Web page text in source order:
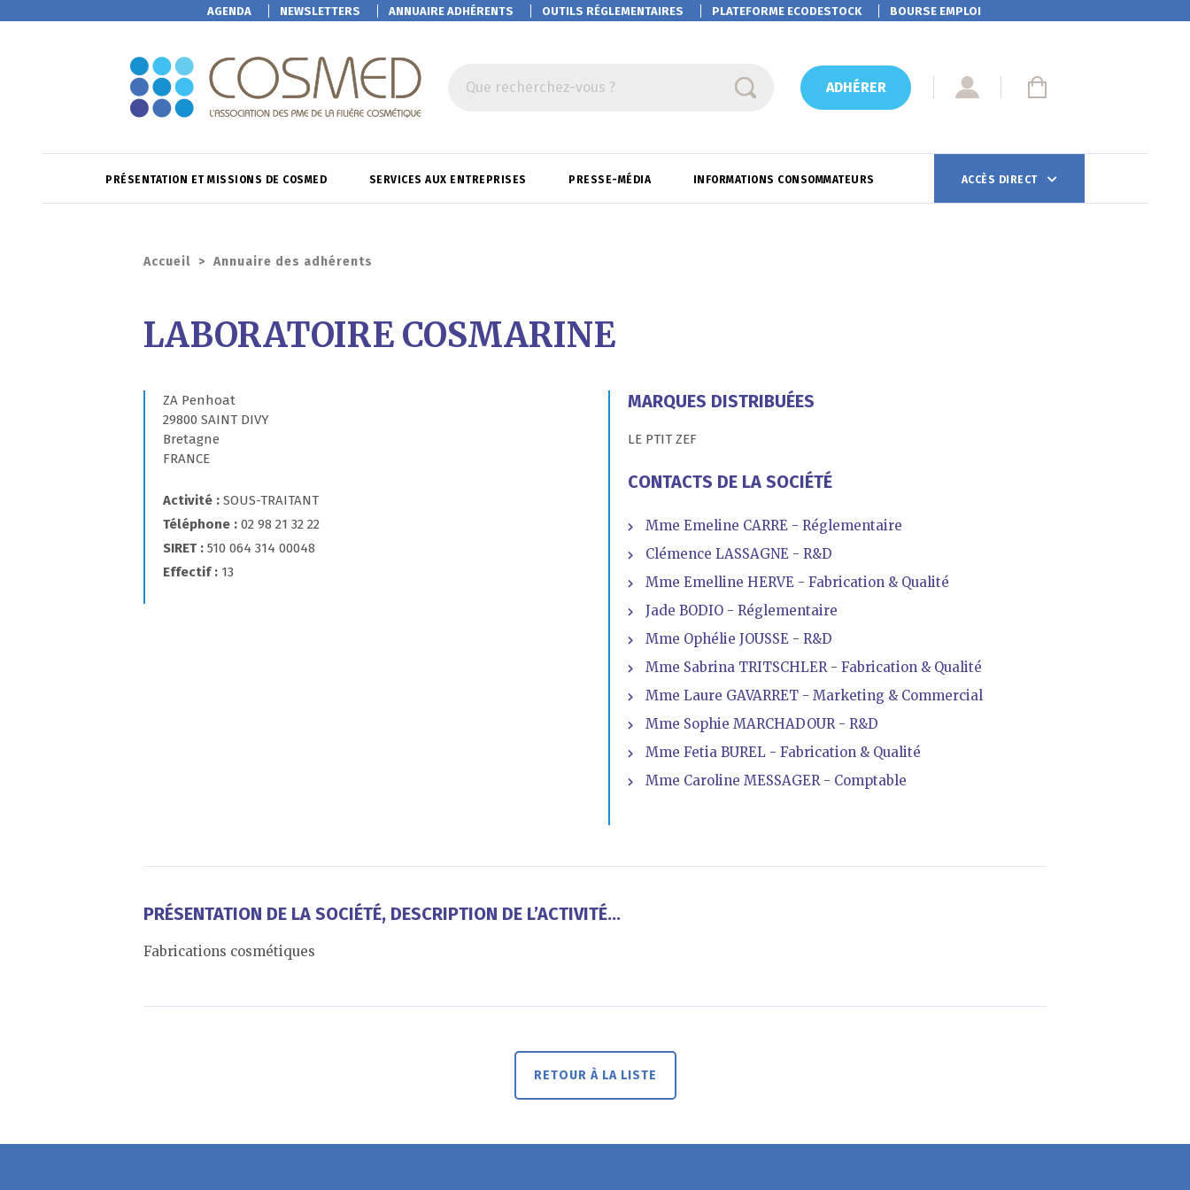
AGENDA NEWSLETTERS ANNUAIRE ADHÉRENTS OUTILS RÉGLEMENTAIRES PLATEFORMEECODESTOCK BOURSE EMPLOI
Que recherchez-vous ? ADHÉRER
PRÉSENTATION ET MISSIONS DE COSMED SERVICES AUX ENTREPRISES PRESSE-MÉDIA INFORMATIONS CONSOMMATEURS ACCÈS DIRECT
Accueil > Annuaire des adhérents
LABORATOIRE COSMARINE
ZA Penhoat
29800 SAINT DIVY
Bretagne
FRANCE
Activité
SOUS-TRAITANT
Téléphone
02 98 21 32 22
SIRET
510 064 314 00048
Effectif
13
MARQUES DISTRIBUÉES
LE PTIT ZEF
CONTACTS DE LA SOCIÉTÉ
Mme Emeline CARRE - Réglementaire
Clémence LASSAGNE - R&D
Mme Emelline HERVE - Fabrication & Qualité
Jade BODIO - Réglementaire
Mme Ophélie JOUSSE - R&D
Mme Sabrina TRITSCHLER - Fabrication & Qualité
Mme Laure GAVARRET - Marketing & Commercial
Mme Sophie MARCHADOUR - R&D
Mme Fetia BUREL - Fabrication & Qualité
Mme Caroline MESSAGER - Comptable
PRÉSENTATION DE LA SOCIÉTÉ, DESCRIPTION DE L’ACTIVITÉ...
Fabrications cosmétiques
RETOUR À LA LISTE